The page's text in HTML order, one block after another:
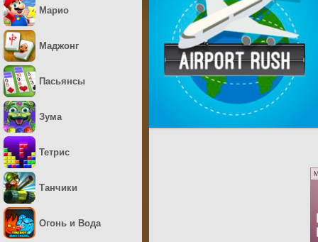
Марио
Маджонг
Пасьянсы
Зума
Тетрис
Танчики
Огонь и Вода